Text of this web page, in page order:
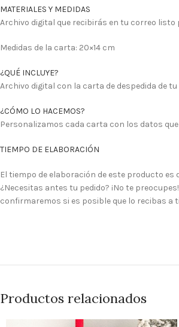
MATERIALES Y MEDIDAS
Archivo digital que recibirás en tu correo
Medidas de la carta: 20×14 cm
¿QUÉ INCLUYE?
Archivo digital con la carta de despedida de
¿CÓMO LO HACEMOS?
Personalizamos cada carta con los datos
TIEMPO DE ELABORACIÓN
El tiempo de elaboración de este producto es
¿Necesitas antes tu pedido? ¡No te
confirmaremos si es posible que lo recibas a
Productos relacionados